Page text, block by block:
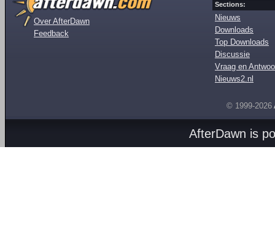
Over AfterDawn
Feedback
Sections:
Nieuws
Downloads
Top Downloads
Discussie
Vraag en
Nieuws2.nl
© 1999-2026
AfterDawn is